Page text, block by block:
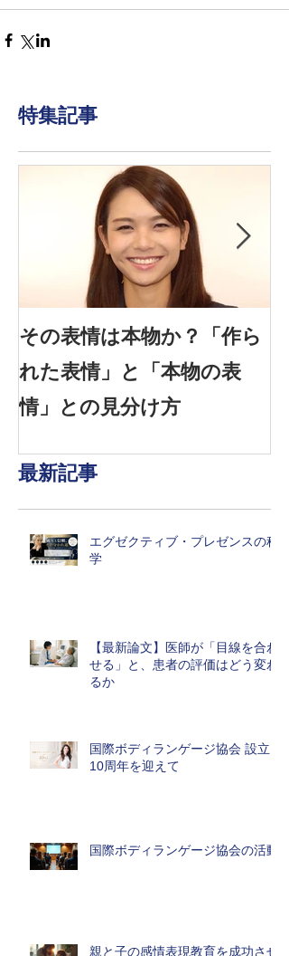
特集記事
その表情は本物か？「作ら
れた表情」と「本物の表
情」との見分け方
最新記事
エグゼクティブ・プレゼンスの科
学
【最新論文】医師が「目線を合わ
せる」と、患者の評価はどう変わ
るか
国際ボディランゲージ協会 設立
10周年を迎えて
国際ボディランゲージ協会の活動
親と子の感情表現教育を成功させ